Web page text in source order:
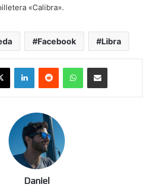
«Calibra».
Facebook Libra
LinkedInReddit WhatsAppCompartir por correo electrónico
Daniel